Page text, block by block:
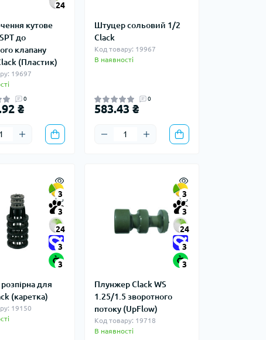
24
кутове
до
клапану
(Пластик)
19697
0
₴
Штуцер сольовий 1/2
Clack
Код товару: 19967
В наявності
0
583.43 ₴
3
3
24
3
3
для
(каретка)
19150
3
3
24
3
3
Плунжер Clack WS
1.25/1.5 зворотного
потоку (UpFlow)
Код товару: 19718
В наявності